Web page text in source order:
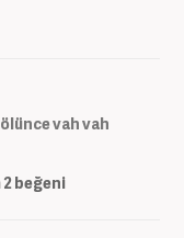
vah vah
2beğeni